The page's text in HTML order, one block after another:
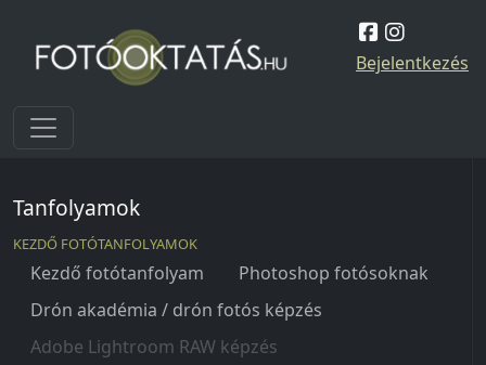
Bejelentkezés
Tanfolyamok
KEZDŐ FOTÓTANFOLYAMOK
Kezdő fotótanfolyam
Photoshop fotósoknak
Drón akadémia / drón fotós képzés
Adobe Lightroom RAW képzés